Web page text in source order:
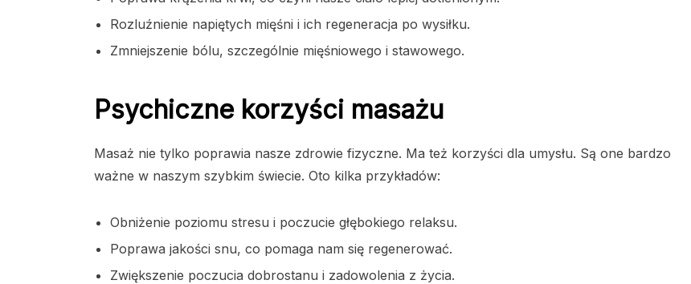
Rozluźnienie napiętych mięśni i ich regeneracja po wysiłku.
Zmniejszenie bólu, szczególnie mięśniowego i stawowego.
Psychiczne korzyści masażu
Masaż nie tylko poprawia nasze zdrowie fizyczne. Ma też korzyści dla umysłu. Są one bardzo
ważne w naszym szybkim świecie. Oto kilka przykładów:
Obniżenie poziomu stresu i poczucie głębokiego relaksu.
Poprawa jakości snu, co pomaga nam się regenerować.
Zwiększenie poczucia dobrostanu i zadowolenia z życia.